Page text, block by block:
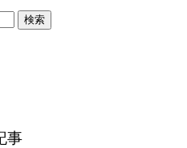
事